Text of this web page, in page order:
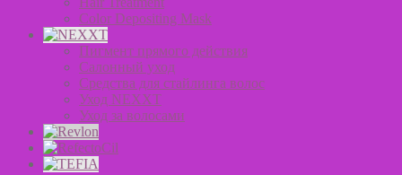
Color Depositing Mask
Пигмент прямого действия
Салонный уход
Средства для стайлинга волос
Уход NEXXT
Уход за волосами